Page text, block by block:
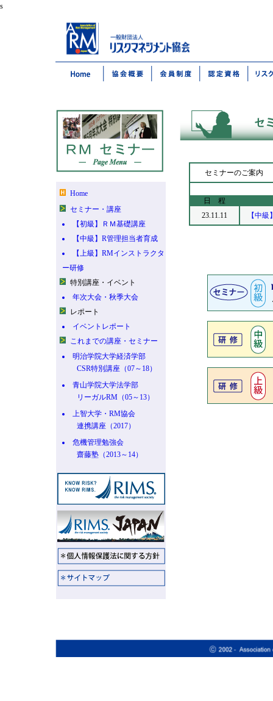
s
Home
セミナー・講座
【初級】ＲＭ基礎講座
【中級】R管理担当者育成
【上級】RMインストラクタ
ー研修
特別講座・イベント
年次大会・秋季大会
レポート
イベントレポート
これまでの講座・セミナー
明治学院大学経済学部
CSR特別講座（07～18）
青山学院大学法学部
リーガルRM（05～13）
上智大学・RM協会
連携講座（2017）
危機管理勉強会
齋藤塾（2013～14）
セミ
日 程
23.11.11
【中